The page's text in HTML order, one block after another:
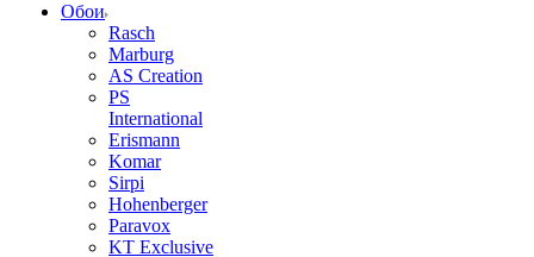
Обои
Rasch
Marburg
AS Creation
PS
International
Erismann
Komar
Sirpi
Hohenberger
Paravox
KT Exclusive